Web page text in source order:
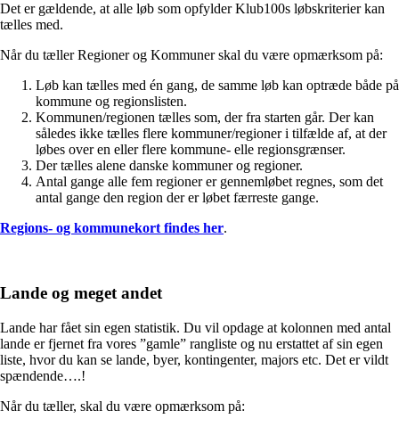
Det er gældende, at alle løb som opfylder Klub100s løbskriterier kan
tælles med.
Når du tæller Regioner og Kommuner skal du være opmærksom på:
Løb kan tælles med én gang, de samme løb kan optræde både på
kommune og regionslisten.
Kommunen/regionen tælles som, der fra starten går. Der kan
således ikke tælles flere kommuner/regioner i tilfælde af, at der
løbes over en eller flere kommune- elle regionsgrænser.
Der tælles alene danske kommuner og regioner.
Antal gange alle fem regioner er gennemløbet regnes, som det
antal gange den region der er løbet færreste gange.
Regions- og kommunekort findes her.
Lande og meget andet
Lande har fået sin egen statistik. Du vil opdage at kolonnen med antal
lande er fjernet fra vores ”gamle” rangliste og nu erstattet af sin egen
liste, hvor du kan se lande, byer, kontingenter, majors etc. Det er vildt
spændende….!
Når du tæller, skal du være opmærksom på: